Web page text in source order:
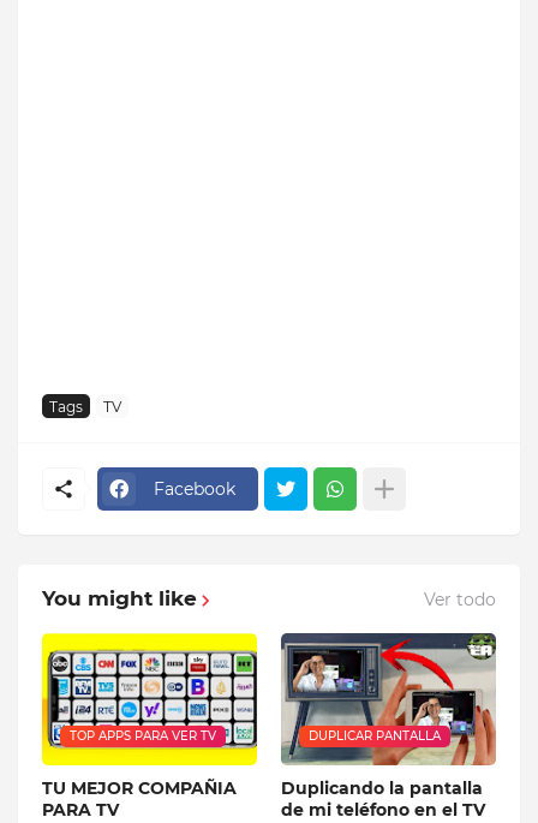
Tags TV
Facebook
You might like Ver todo
TOP APPS PARA VER TV
TU MEJOR COMPAÑIA
PARA TV
DUPLICAR PANTALLA
Duplicando la pantalla
de mi teléfono en el TV